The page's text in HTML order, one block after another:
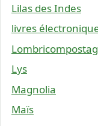
Lilas des Indes
livres
Lys
Magnolia
Maïs